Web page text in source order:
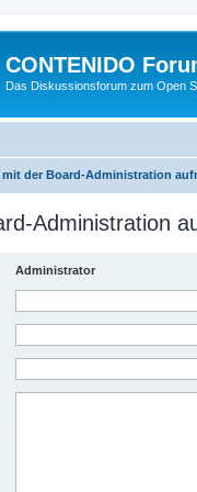
CONTENIDO
Das Diskussionsforum zum Open
der Board-Administration
Administration
Administrator